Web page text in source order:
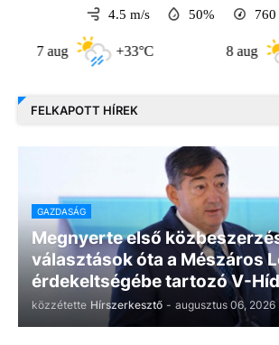
4.5 m/s 50% 760
+33°C
FELKAPOTT HÍREK
GAZDASÁG
Megnyerte első
választások óta a Mészáros
érdekeltségébe tartozó V-
közzétette Hírszerkesztő - augusztus 06, 2026